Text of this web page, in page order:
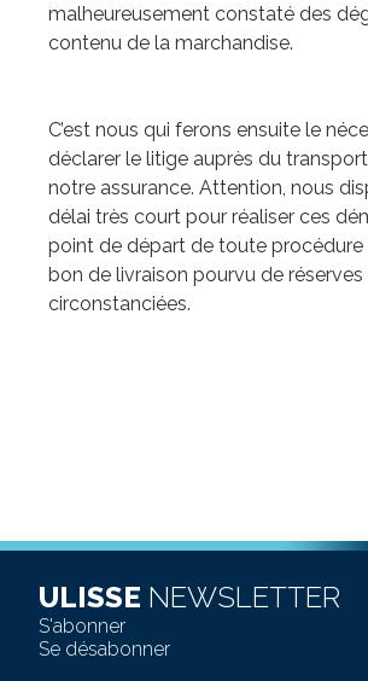
malheureusement constaté des
contenu de la marchandise.
C’est nous qui ferons ensuite le
déclarer le litige auprès du
notre assurance. Attention, nous
délai très court pour réaliser ces
point de départ de toute procédure
bon de livraison pourvu de réserves
circonstanciées.
ULISSE NEWSLETTER
S'abonner
Se désabonner